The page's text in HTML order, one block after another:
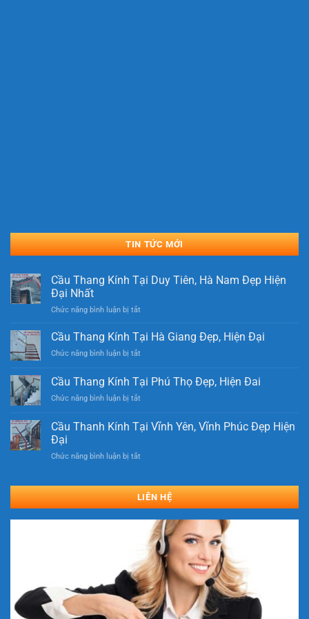
TIN TỨC MỚI
Cầu Thang Kính Tại Duy Tiên, Hà Nam Đẹp Hiện
Đại Nhất
Chức năng bình luận bị tắt
Thang
Kính
Tại
Tiên,
Nam
Hiện
Cầu Thang Kính Tại Hà Giang Đẹp, Hiện Đại
Chức năng bình luận bị tắt
Thang
Kính
Tại
Giang
Đẹp,
Đại
Cầu Thang Kính Tại Phú Thọ Đẹp, Hiện Đai
Chức năng bình luận bị tắt
Thang
Kính
Phú
Hiện
Cầu Thanh Kính Tại Vĩnh Yên, Vĩnh Phúc Đẹp Hiện
Đại
Chức năng bình luận bị tắt
Kính
Tại
Yên,
Vĩnh
Phúc
Đẹp
Hiện
Đại
LIÊN HỆ